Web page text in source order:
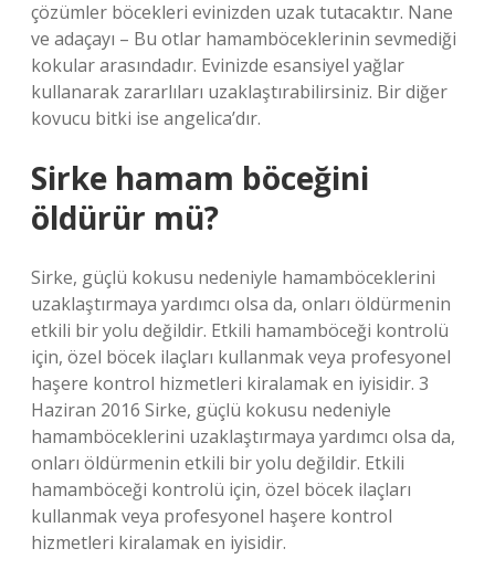
çözümler böcekleri evinizden uzak tutacaktır. Nane
ve adaçayı – Bu otlar hamamböceklerinin sevmediği
kokular arasındadır. Evinizde esansiyel yağlar
kullanarak zararlıları uzaklaştırabilirsiniz. Bir diğer
kovucu bitki ise angelica’dır.
Sirke hamam böceğini
öldürür mü?
Sirke, güçlü kokusu nedeniyle hamamböceklerini
uzaklaştırmaya yardımcı olsa da, onları öldürmenin
etkili bir yolu değildir. Etkili hamamböceği kontrolü
için, özel böcek ilaçları kullanmak veya profesyonel
haşere kontrol hizmetleri kiralamak en iyisidir. 3
Haziran 2016 Sirke, güçlü kokusu nedeniyle
hamamböceklerini uzaklaştırmaya yardımcı olsa da,
onları öldürmenin etkili bir yolu değildir. Etkili
hamamböceği kontrolü için, özel böcek ilaçları
kullanmak veya profesyonel haşere kontrol
hizmetleri kiralamak en iyisidir.